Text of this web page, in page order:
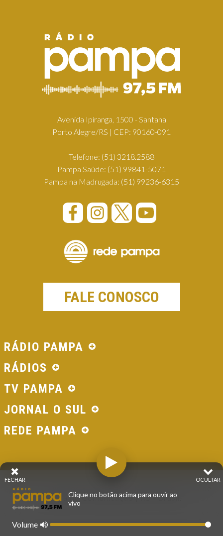
Avenida Ipiranga, 1500 - Santana
Porto Alegre/RS | CEP: 90160-091
Telefone: (51) 3218.2588
Pampa Saúde: (51) 99841-5071
Pampa na Madrugada: (51) 99236-6315
FALE CONOSCO
RÁDIO PAMPA
RÁDIOS
TV PAMPA
JORNAL O SUL
REDE PAMPA
© 2026 - Direitos Reservados - Rádio Pampa - Rede
Pampa de Comunicação | RS - Brasil.
OCULTAR
FECHAR
Clique no botão acima para ouvir ao
vivo
Volume